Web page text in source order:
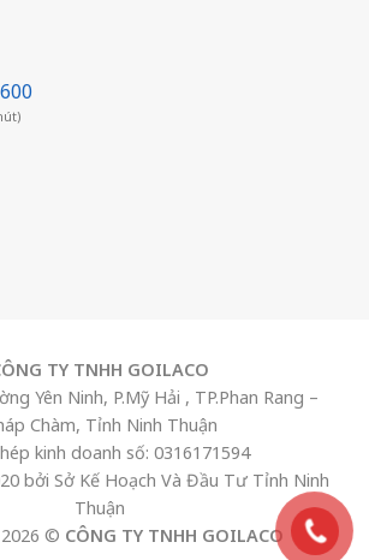
TY TNHH GOILACO
Yên Ninh, P.Mỹ Hải , TP.Phan Rang –
Chàm, Tỉnh Ninh Thuận
kinh doanh số: 0316171594
bởi Sở Kế Hoạch Và Đầu Tư Tỉnh Ninh
Thuận
© CÔNG TY TNHH GOILACO